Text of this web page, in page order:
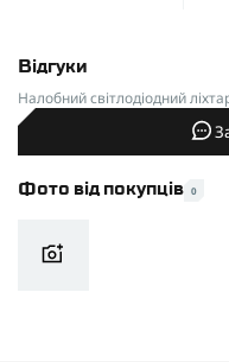
Інструкція
Обирайте VIDEX —
Відгуки
Налобний світлодіодний
Фото від покупців 0